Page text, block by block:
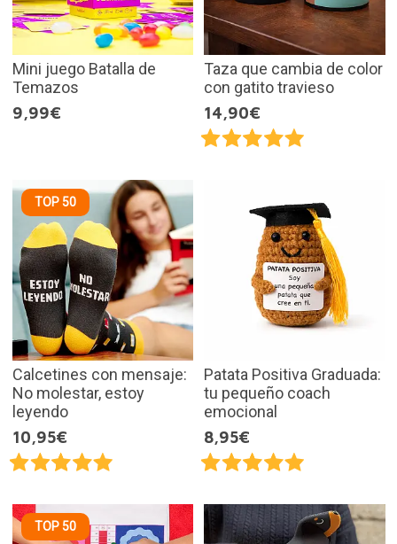
Mini juego Batalla de
Temazos
9,99€
Taza que cambia de color
con gatito travieso
14,90€
TOP 50
Calcetines con mensaje:
No molestar, estoy
leyendo
10,95€
Patata Positiva Graduada:
tu pequeño coach
emocional
8,95€
TOP 50